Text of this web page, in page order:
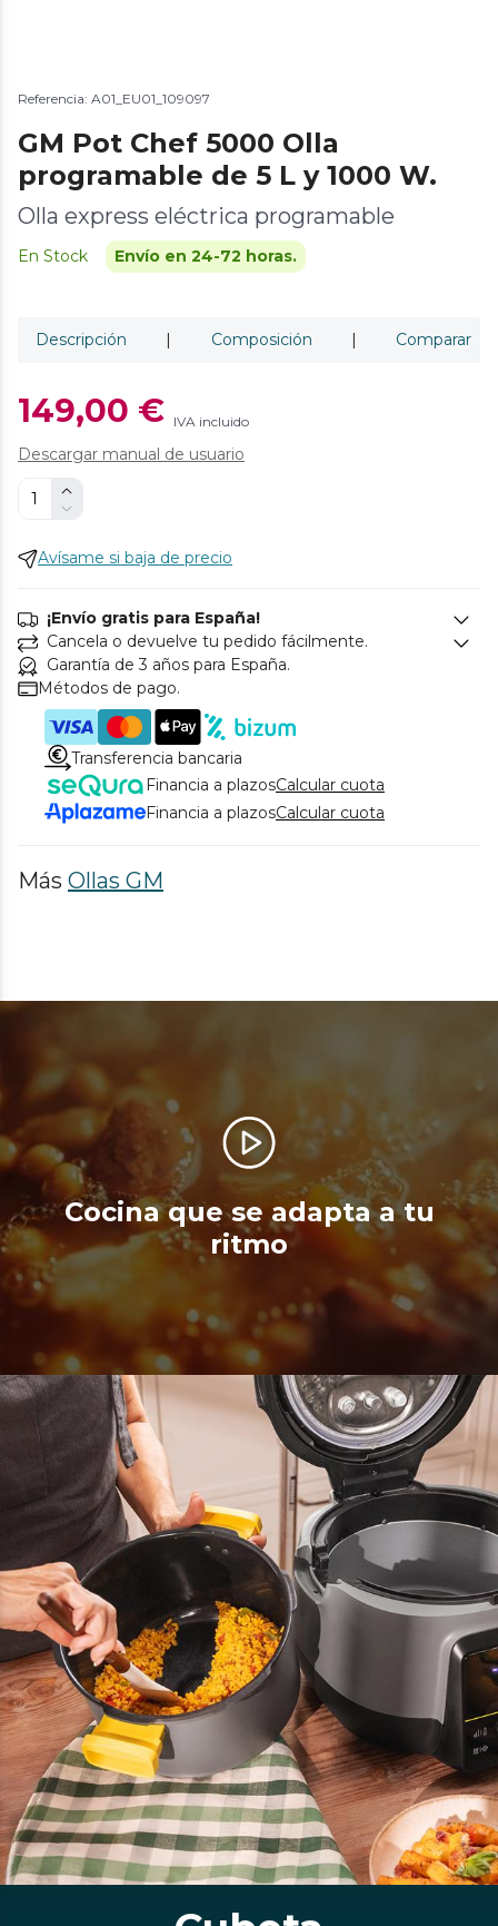
Referencia: A01_EU01_109097
GM Pot Chef 5000 Olla
programable de 5 L y 1000 W.
Olla express eléctrica programable
En Stock Envío en 24-72 horas.
Descripción | Composición | Comparar
149,00 € IVA incluido
Descargar manual de usuario
Avísame si baja de precio
¡Envío gratis para España!
Cancela o devuelve tu pedido fácilmente.
Garantía de 3 años para España.
Métodos de pago.
Transferencia bancaria
Financia a plazosCalcular cuota
Financia a plazosCalcular cuota
Más Ollas GM
Cocina que se adapta a tu
ritmo